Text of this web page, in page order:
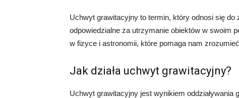
Uchwyt grawitacyjny to termin, który odnosi się
odpowiedzialne za utrzymanie obiektów w swoim
w fizyce i astronomii, które pomaga nam
Jak działa uchwyt grawitacyjny?
Uchwyt grawitacyjny jest wynikiem